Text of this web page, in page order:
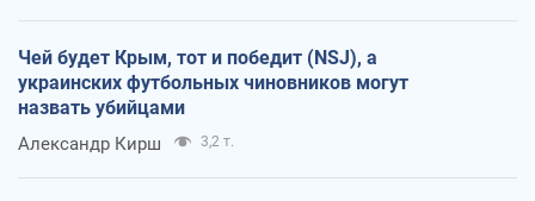
Чей будет Крым, тот и победит (NSJ), а
украинских футбольных чиновников могут
назвать убийцами
Александр Кирш 3,2 т.